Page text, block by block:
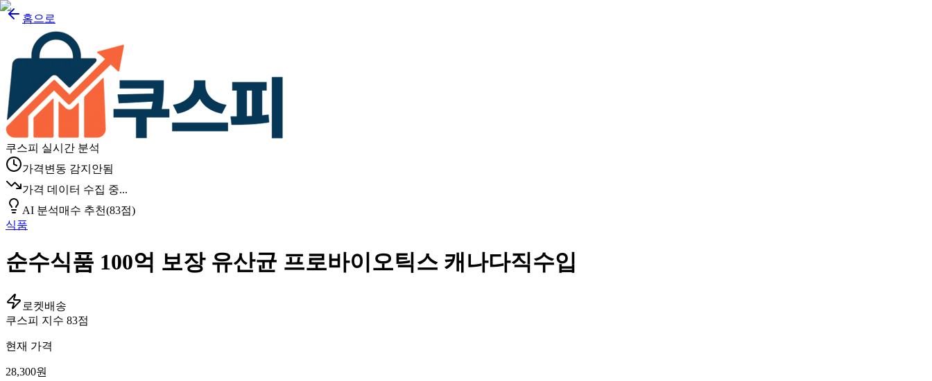
홈으로
쿠스피 실시간 분석
가격변동 감지안됨
가격 데이터 수집 중...
AI 분석매수 추천(83점)
식품
순수식품 100억 보장 유산균 프로바이오틱스 캐나다직수입
로켓배송
쿠스피 지수 83점
현재 가격
28,300원